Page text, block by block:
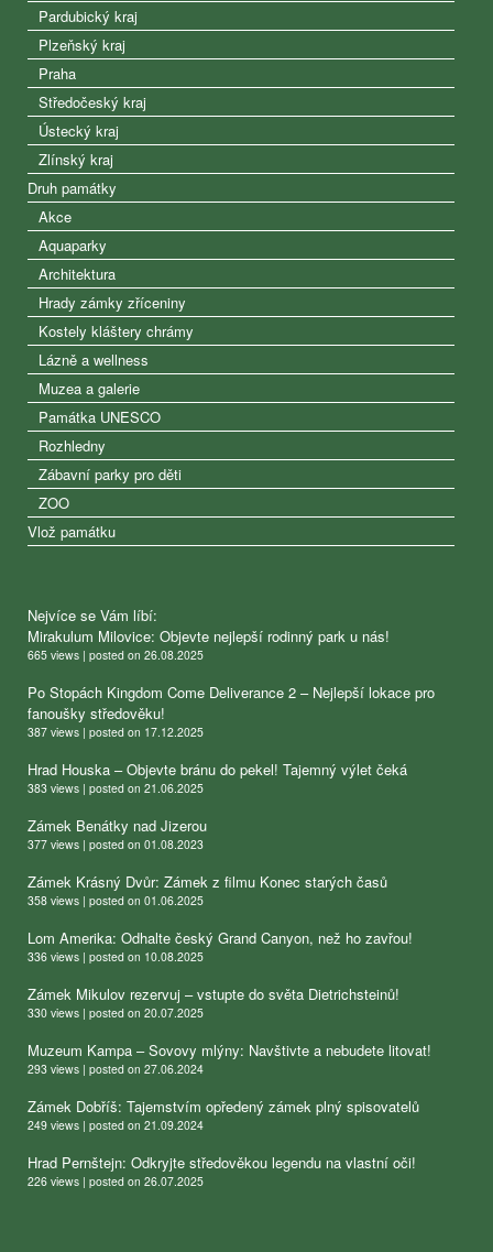
Pardubický kraj
Plzeňský kraj
Praha
Středočeský kraj
Ústecký kraj
Zlínský kraj
Druh památky
Akce
Aquaparky
Architektura
Hrady zámky zříceniny
Kostely kláštery chrámy
Lázně a wellness
Muzea a galerie
Památka UNESCO
Rozhledny
Zábavní parky pro děti
ZOO
Vlož památku
Nejvíce se Vám líbí:
Mirakulum Milovice: Objevte nejlepší rodinný park u nás!
665 views | posted on 26.08.2025
Po Stopách Kingdom Come Deliverance 2 – Nejlepší lokace pro
fanoušky středověku!
387 views | posted on 17.12.2025
Hrad Houska – Objevte bránu do pekel! Tajemný výlet čeká
383 views | posted on 21.06.2025
Zámek Benátky nad Jizerou
377 views | posted on 01.08.2023
Zámek Krásný Dvůr: Zámek z filmu Konec starých časů
358 views | posted on 01.06.2025
Lom Amerika: Odhalte český Grand Canyon, než ho zavřou!
336 views | posted on 10.08.2025
Zámek Mikulov rezervuj – vstupte do světa Dietrichsteinů!
330 views | posted on 20.07.2025
Muzeum Kampa – Sovovy mlýny: Navštivte a nebudete litovat!
293 views | posted on 27.06.2024
Zámek Dobříš: Tajemstvím opředený zámek plný spisovatelů
249 views | posted on 21.09.2024
Hrad Pernštejn: Odkryjte středověkou legendu na vlastní oči!
226 views | posted on 26.07.2025